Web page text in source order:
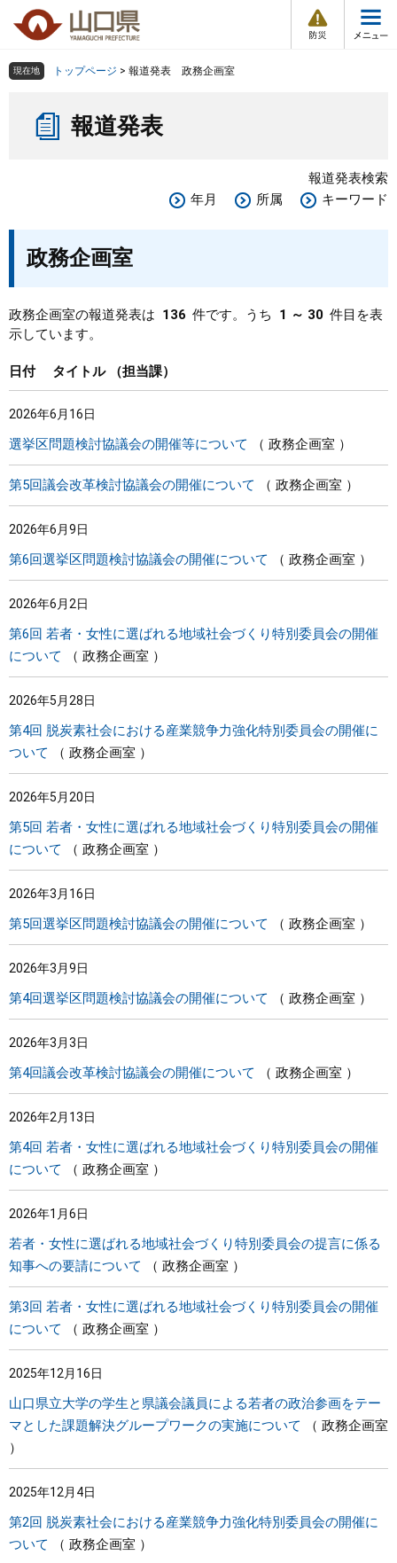
の
ー
メ
組織で探す
Other Languages
くらし・環境
教育・文化・スポーツ
しごと・産業・観光
県政情報
現在地 トップページ > 報道発表 政務企画室
報道発表
報道発表検索
年月
所属 キーワード
政務企画室
政務企画室の報道発表は 136 件です。うち 1 ～ 30 件目を表
示しています。
日付 タイトル 担当課
2026年6月16日
選挙区問題検討協議会の開催等について 政務企画室
第5回議会改革検討協議会の開催について 政務企画室
2026年6月9日
第6回選挙区問題検討協議会の開催について 政務企画室
2026年6月2日
第6回 若者・女性に選ばれる地域社会づくり特別委員会の開催
について
政務企画室
2026年5月28日
第4回 脱炭素社会における産業競争力強化特別委員会の開催に
ついて
政務企画室
2026年5月20日
第5回 若者・女性に選ばれる地域社会づくり特別委員会の開催
について
政務企画室
2026年3月16日
第5回選挙区問題検討協議会の開催について 政務企画室
2026年3月9日
第4回選挙区問題検討協議会の開催について 政務企画室
2026年3月3日
第4回議会改革検討協議会の開催について 政務企画室
2026年2月13日
第4回 若者・女性に選ばれる地域社会づくり特別委員会の開催
について
政務企画室
2026年1月6日
若者・女性に選ばれる地域社会づくり特別委員会の提言に係る
知事への要請について
政務企画室
第3回 若者・女性に選ばれる地域社会づくり特別委員会の開催
について
政務企画室
2025年12月16日
山口県立大学の学生と県議会議員による若者の政治参画をテー
マとした課題解決グループワークの実施について
政務企画室
2025年12月4日
第2回 脱炭素社会における産業競争力強化特別委員会の開催に
ついて
政務企画室